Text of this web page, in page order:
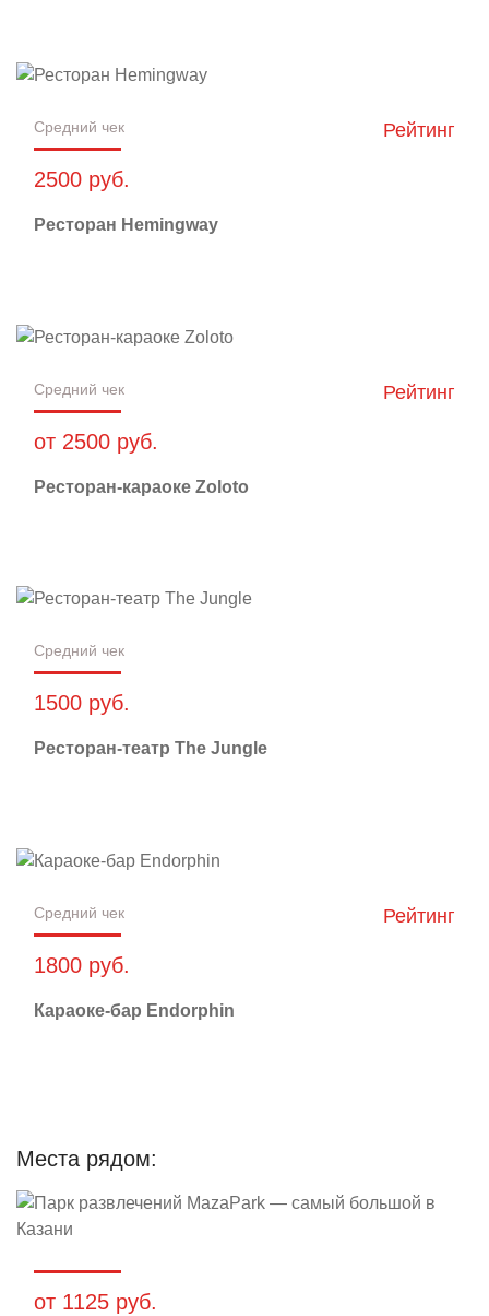
Средний чек
2500 руб.
Рейтинг
Ресторан Hemingway
Средний чек
от 2500 руб.
Рейтинг
Ресторан-караоке Zoloto
Средний чек
1500 руб.
Ресторан-театр The Jungle
Средний чек
1800 руб.
Рейтинг
Караоке-бар Endorphin
Места рядом:
от 1125 руб.